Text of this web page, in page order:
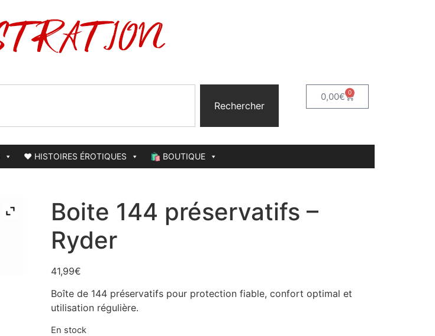
Rechercher
0,00€ 0
❤️ HISTOIRES ÉROTIQUES 🛍️ BOUTIQUE
Boite 144 préservatifs –
Ryder
41,99€
Boîte de 144 préservatifs pour protection fiable, confort optimal et
utilisation régulière.
En stock